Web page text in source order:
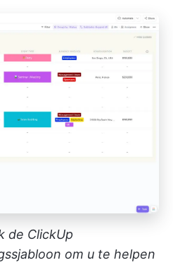
de ClickUp
om u te helpen